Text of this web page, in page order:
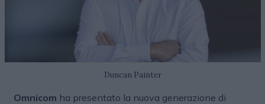
Duncan Painter
Omnicom ha presentato la nuova generazione di